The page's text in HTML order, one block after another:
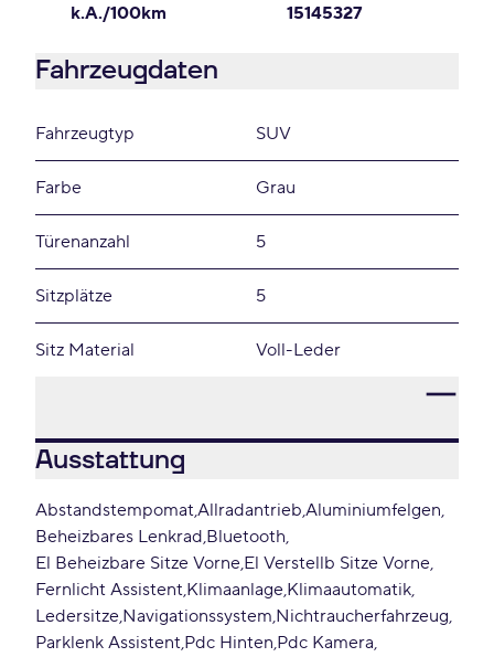
k.A./100km 15145327
Fahrzeugdaten
Fahrzeugtyp SUV
Farbe Grau
Türenanzahl 5
Sitzplätze 5
Sitz Material Voll-Leder
Ausstattung
AbstandstempomatAllradantrieb Aluminiumfelgen
Beheizbares Lenkrad Bluetooth
El Beheizbare Sitze Vorne El Verstellb Sitze Vorne
Fernlicht Assistent Klimaanlage Klimaautomatik
Ledersitze Navigationssystem Nichtraucherfahrzeug
Parklenk Assistent Pdc Hinten Pdc Kamera